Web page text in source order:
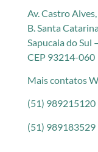
Av. Castro
B. Santa
Sapucaia do Sul
CEP 93214-060
Mais contatos
(51) 989215120
(51) 989183529